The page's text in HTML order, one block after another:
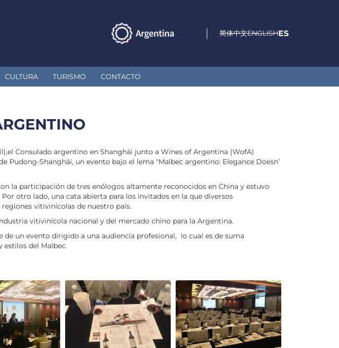
简体中文ENGLISHES
CULTURA TURISMO CONTACTO
Consulado argentino en Shanghái junto a Wines of Argentina (WofA)
Shanghái, un evento bajo el lema "Malbec argentino: Elegance Doesn’
la participación de tres enólogos altamente reconocidos en China y estuvo
otro lado, una cata abierta para los invitados en la que diversos
vitivinícolas de nuestro país.
vitivinícola nacional y del mercado chino para la Argentina.
de un evento dirigido a una audiencia profesional, lo cual es de suma
estilos del Malbec.